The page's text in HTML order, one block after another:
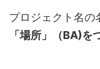
プロジェクト名の
「場所」（BA)を